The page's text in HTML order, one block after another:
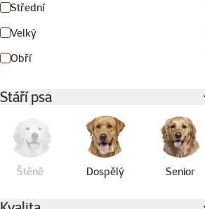
Střední
Velký
Obří
Stáří psa
Štěně Dospělý Senior